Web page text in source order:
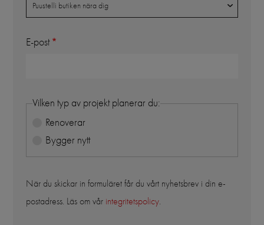
Puustelli butiken nära dig
E-post
Vilken typ av projekt planerar du:
Renoverar
Bygger nytt
När du skickar in formuläret får du vårt nyhetsbrev i din e-
postadress. Läs om vår integritetspolicy